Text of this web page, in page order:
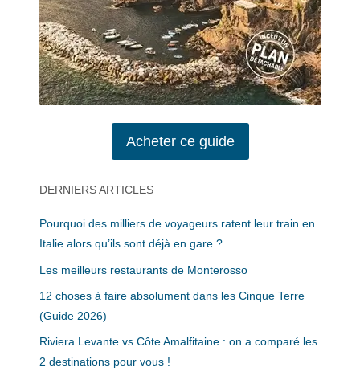
Acheter ce guide
DERNIERS ARTICLES
Pourquoi des milliers de voyageurs ratent leur train en
Italie alors qu’ils sont déjà en gare ?
Les meilleurs restaurants de Monterosso
12 choses à faire absolument dans les Cinque Terre
(Guide 2026)
Riviera Levante vs Côte Amalfitaine : on a comparé les
2 destinations pour vous !